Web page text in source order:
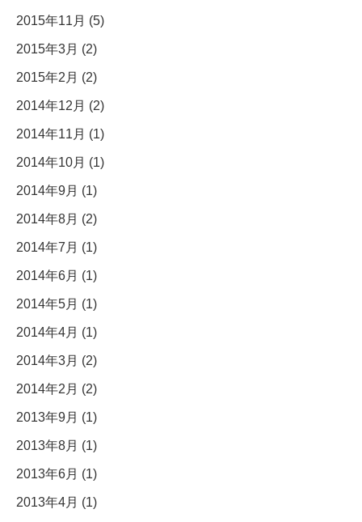
2015年11月 (5)
2015年3月 (2)
2015年2月 (2)
2014年12月 (2)
2014年11月 (1)
2014年10月 (1)
2014年9月 (1)
2014年8月 (2)
2014年7月 (1)
2014年6月 (1)
2014年5月 (1)
2014年4月 (1)
2014年3月 (2)
2014年2月 (2)
2013年9月 (1)
2013年8月 (1)
2013年6月 (1)
2013年4月 (1)